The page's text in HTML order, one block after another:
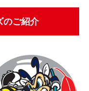
のご紹介